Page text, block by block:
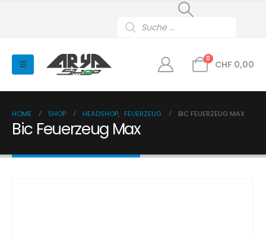
search
0
CHF 0,00
HOME SHOP HEADSHOP, FEUERZEUG BIC FEUERZEUG MAX
Bic Feuerzeug Max